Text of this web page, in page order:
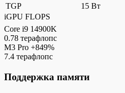
TGP
15 Вт
iGPU FLOPS
Core i9 14900K
0.78 терафлопс
M3 Pro +849%
7.4 терафлопс
Поддержка памяти